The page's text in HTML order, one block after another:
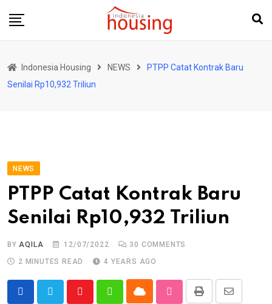
Indonesia Housing NEWS
PTPP Catat Kontrak Baru
Senilai Rp10,932 Triliun
NEWS
PTPP Catat Kontrak Baru
Senilai Rp10,932 Triliun
BY AQILA 12/07/2022 30 COMMENTS
2 MINUTES READ
4 YEARS AGO
YoutubeWhatsappCloud StumbleUpon
Print
Share